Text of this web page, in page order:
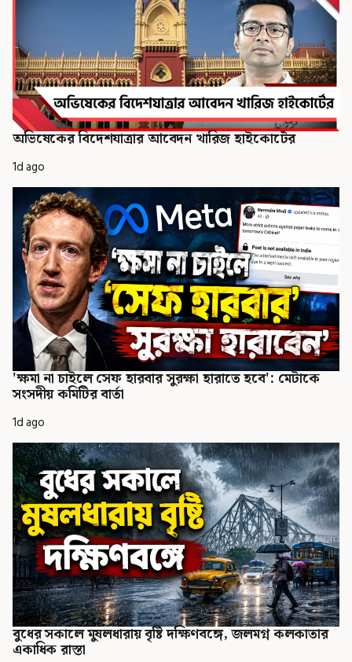
অভিষেকের বিদেশযাত্রার আবেদন খারিজ হাইকোর্টের
1d ago
'ক্ষমা না চাইলে সেফ হারবার সুরক্ষা হারাতে হবে': মেটাকে
সংসদীয় কমিটির বার্তা
1d ago
বুধের সকালে মুষলধারায় বৃষ্টি দক্ষিণবঙ্গে, জলমগ্ন কলকাতার
একাধিক রাস্তা